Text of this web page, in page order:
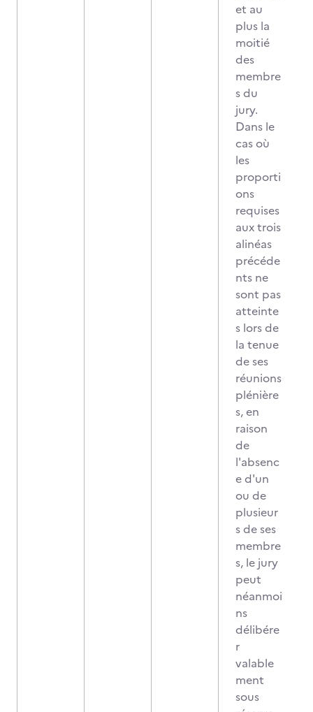
et au
plus la
moitié
des
membre
s du
jury.
Dans le
cas où
les
proporti
ons
requises
aux trois
alinéas
précéde
nts ne
sont pas
atteinte
s lors de
la tenue
de ses
réunions
plénière
s, en
raison
de
l'absenc
e d'un
ou de
plusieur
s de ses
membre
s, le jury
peut
néanmoi
ns
délibére
r
valable
ment
sous